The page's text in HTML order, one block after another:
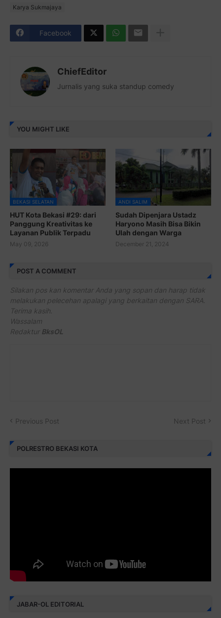
Karya Sukmajaya
Facebook
ChiefEditor
Jurnalis yang suka standup comedy
YOU MIGHT LIKE
BEKASI SELATAN
HUT Kota Bekasi #29: dari
Panggung Kreativitas ke
Layanan Publik Terpadu
May 09, 2026
ANDI SALIM
Sudah Dipenjara Ustadz
Haryono Masih Bisa Bikin
Ulah dengan Warga
December 21, 2024
POST A COMMENT
Silakan pos kan komentar Anda yang sopan dan harap tidak
melakukan pelecehan apalagi yang berkaitan dengan SARA.
Terima kasih.
Wassalam
Redaktur BksOL
Previous Post Next Post
POLRESTRO BEKASI KOTA
JABAR-OL EDITORIAL